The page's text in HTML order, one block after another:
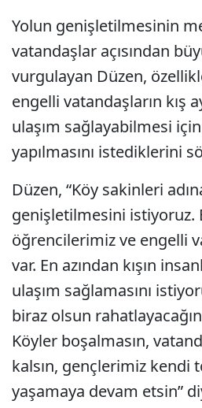
Yolun genişletilmesinin
vatandaşlar açısından
vurgulayan Düzen,
engelli vatandaşların kış
ulaşım sağlayabilmesi
yapılmasını istediklerini
Düzen, “Köy sakinleri
genişletilmesini istiyoruz.
öğrencilerimiz ve engelli
var. En azından kışın
ulaşım sağlamasını
biraz olsun
Köyler boşalmasın,
kalsın, gençlerimiz kendi
yaşamaya devam etsin”